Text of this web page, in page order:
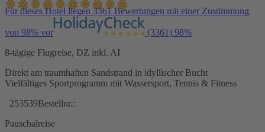
Für dieses Hotel liegen 3361 Bewertungen mit einer Zustimmung
von 98% vor (3361) 98%
8-tägige Flugreise, DZ inkl. AI
Direkt am traumhaften Sandstrand in idyllischer Bucht
Vielfältiges Sportprogramm mit Wassersport, Tennis & Fitness
253539Bestellnr.:
Pauschalreise